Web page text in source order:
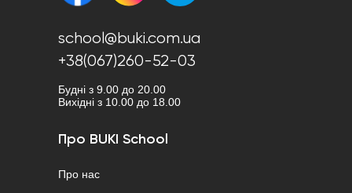
school@buki.com.ua
+38(067)260-52-03
Будні з 9.00 до 20.00
Вихідні з 10.00 до 18.00
Про BUKI School
Про нас